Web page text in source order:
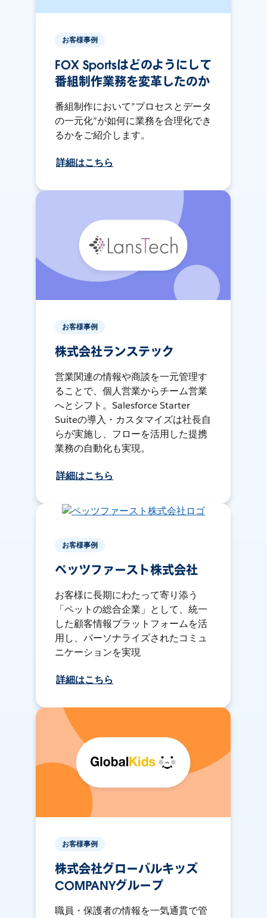
お客様事例
FOX Sportsはどのようにして
番組制作業務を変革したのか
番組制作において”プロセスとデータ
の一元化”が如何に業務を合理化でき
るかをご紹介します。
詳細はこちら
お客様事例
株式会社ランステック
営業関連の情報や商談を一元管理す
ることで、個人営業からチーム営業
へとシフト。Salesforce Starter
Suiteの導入・カスタマイズは社長自
らが実施し、フローを活用した提携
業務の自動化も実現。
詳細はこちら
お客様事例
ペッツファースト株式会社
お客様に長期にわたって寄り添う
「ペットの総合企業」として、統一
した顧客情報プラットフォームを活
用し、パーソナライズされたコミュ
ニケーションを実現
詳細はこちら
お客様事例
株式会社グローバルキッズ
COMPANYグループ
職員・保護者の情報を一気通貫で管